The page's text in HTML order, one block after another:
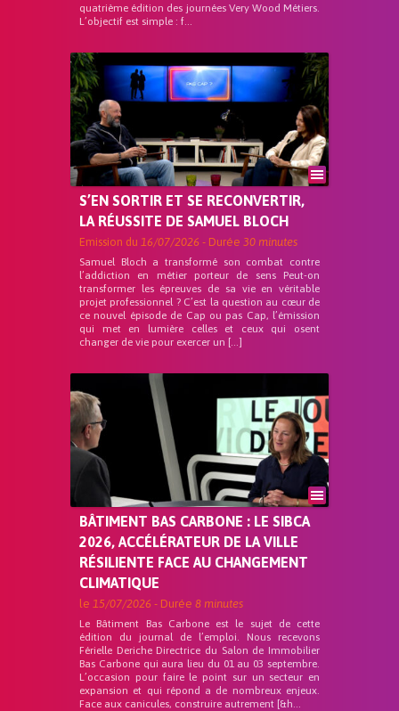
quatrième édition des journées Very Wood Métiers.
L’objectif est simple : f...
S’EN SORTIR ET SE RECONVERTIR,
LA RÉUSSITE DE SAMUEL BLOCH
Emission du 16/07/2026 - Durée 30 minutes
Samuel Bloch a transformé son combat contre
l’addiction en métier porteur de sens Peut-on
transformer les épreuves de sa vie en véritable
projet professionnel ? C’est la question au cœur de
ce nouvel épisode de Cap ou pas Cap, l’émission
qui met en lumière celles et ceux qui osent
changer de vie pour exercer un […]
BÂTIMENT BAS CARBONE : LE SIBCA
2026, ACCÉLÉRATEUR DE LA VILLE
RÉSILIENTE FACE AU CHANGEMENT
CLIMATIQUE
le 15/07/2026 - Durée 8 minutes
Le Bâtiment Bas Carbone est le sujet de cette
édition du journal de l’emploi. Nous recevons
Férielle Deriche Directrice du Salon de Immobilier
Bas Carbone qui aura lieu du 01 au 03 septembre.
L’occasion pour faire le point sur un secteur en
expansion et qui répond a de nombreux enjeux.
Face aux canicules, construire autrement [&h...